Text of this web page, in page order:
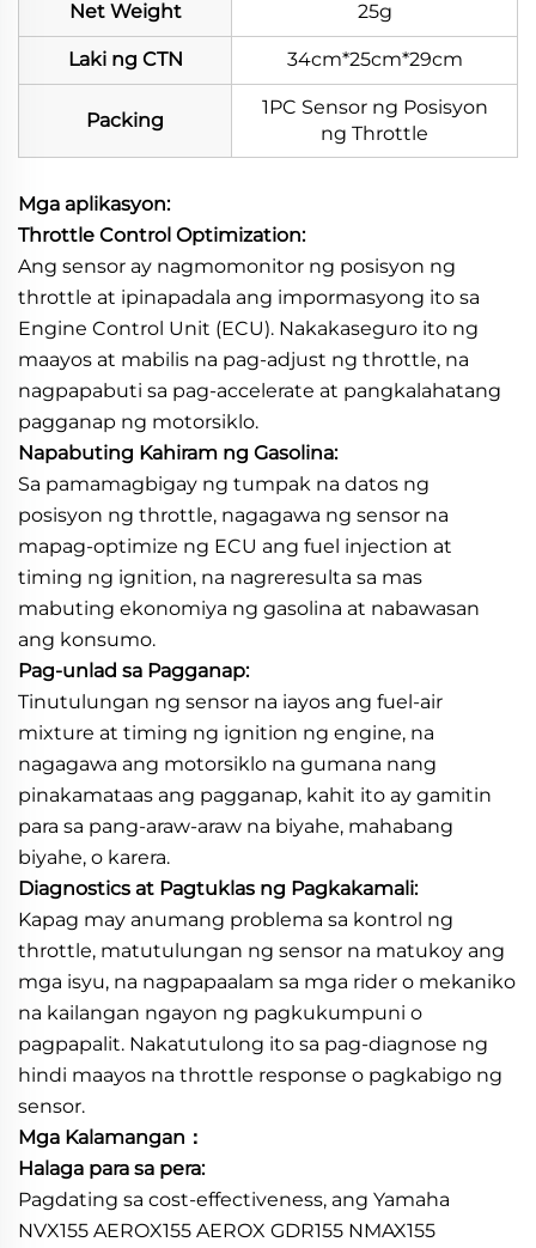
Net Weight 25g
Laki ng CTN 34cm*25cm*29cm
Packing
1PC Sensor ng Posisyon
ng Throttle
Mga aplikasyon:
Throttle Control Optimization:
Ang sensor ay nagmomonitor ng posisyon ng
throttle at ipinapadala ang impormasyong ito sa
Engine Control Unit (ECU). Nakakaseguro ito ng
maayos at mabilis na pag-adjust ng throttle, na
nagpapabuti sa pag-accelerate at pangkalahatang
pagganap ng motorsiklo.
Napabuting Kahiram ng Gasolina:
Sa pamamagbigay ng tumpak na datos ng
posisyon ng throttle, nagagawa ng sensor na
mapag-optimize ng ECU ang fuel injection at
timing ng ignition, na nagreresulta sa mas
mabuting ekonomiya ng gasolina at nabawasan
ang konsumo.
Pag-unlad sa Pagganap:
Tinutulungan ng sensor na iayos ang fuel-air
mixture at timing ng ignition ng engine, na
nagagawa ang motorsiklo na gumana nang
pinakamataas ang pagganap, kahit ito ay gamitin
para sa pang-araw-araw na biyahe, mahabang
biyahe, o karera.
Diagnostics at Pagtuklas ng Pagkakamali:
Kapag may anumang problema sa kontrol ng
throttle, matutulungan ng sensor na matukoy ang
mga isyu, na nagpapaalam sa mga rider o mekaniko
na kailangan ngayon ng pagkukumpuni o
pagpapalit. Nakatutulong ito sa pag-diagnose ng
hindi maayos na throttle response o pagkabigo ng
sensor.
Mga Kalamangan：
Halaga para sa pera:
Pagdating sa cost-effectiveness, ang Yamaha
NVX155 AEROX155 AEROX GDR155 NMAX155